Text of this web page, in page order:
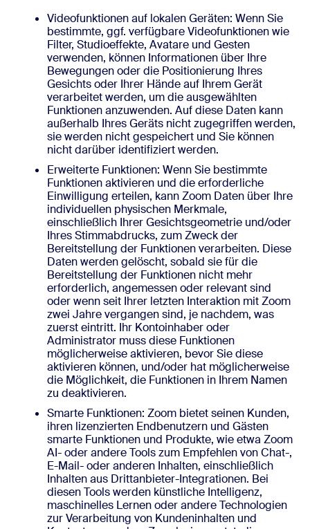
Videofunktionen auf lokalen Geräten: Wenn Sie
bestimmte, ggf. verfügbare Videofunktionen wie
Filter, Studioeffekte, Avatare und Gesten
verwenden, können Informationen über Ihre
Bewegungen oder die Positionierung Ihres
Gesichts oder Ihrer Hände auf Ihrem Gerät
verarbeitet werden, um die ausgewählten
Funktionen anzuwenden. Auf diese Daten kann
außerhalb Ihres Geräts nicht zugegriffen werden,
sie werden nicht gespeichert und Sie können
nicht darüber identifiziert werden.
Erweiterte Funktionen: Wenn Sie bestimmte
Funktionen aktivieren und die erforderliche
Einwilligung erteilen, kann Zoom Daten über Ihre
individuellen physischen Merkmale,
einschließlich Ihrer Gesichtsgeometrie und/oder
Ihres Stimmabdrucks, zum Zweck der
Bereitstellung der Funktionen verarbeiten. Diese
Daten werden gelöscht, sobald sie für die
Bereitstellung der Funktionen nicht mehr
erforderlich, angemessen oder relevant sind
oder wenn seit Ihrer letzten Interaktion mit Zoom
zwei Jahre vergangen sind, je nachdem, was
zuerst eintritt. Ihr Kontoinhaber oder
Administrator muss diese Funktionen
möglicherweise aktivieren, bevor Sie diese
aktivieren können, und/oder hat möglicherweise
die Möglichkeit, die Funktionen in Ihrem Namen
zu deaktivieren.
Smarte Funktionen: Zoom bietet seinen Kunden,
ihren lizenzierten Endbenutzern und Gästen
smarte Funktionen und Produkte, wie etwa Zoom
AI- oder andere Tools zum Empfehlen von Chat-,
E-Mail- oder anderen Inhalten, einschließlich
Inhalten aus Drittanbieter-Integrationen. Bei
diesen Tools werden künstliche Intelligenz,
maschinelles Lernen oder andere Technologien
zur Verarbeitung von Kundeninhalten und